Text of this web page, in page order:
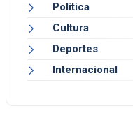
Política
Cultura
Deportes
Internacional